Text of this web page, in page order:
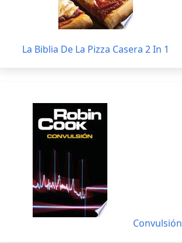
La Biblia De La Pizza Casera 2 In 1
Convulsión